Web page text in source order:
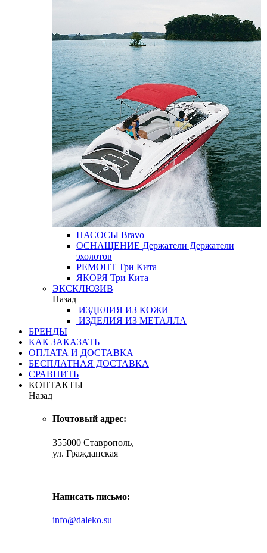
НАСОСЫ Bravo
ОСНАЩЕНИЕ Держатели Держатели
эхолотов
РЕМОНТ Три Кита
ЯКОРЯ Три Кита
ЭКСКЛЮЗИВ
Назад
ИЗДЕЛИЯ ИЗ КОЖИ
ИЗДЕЛИЯ ИЗ МЕТАЛЛА
БРЕНДЫ
КАК ЗАКАЗАТЬ
ОПЛАТА И ДОСТАВКА
БЕСПЛАТНАЯ ДОСТАВКА
СРАВНИТЬ
КОНТАКТЫ
Назад
Почтовый адрес:
355000 Ставрополь,
ул. Гражданская
Написать письмо:
info@daleko.su